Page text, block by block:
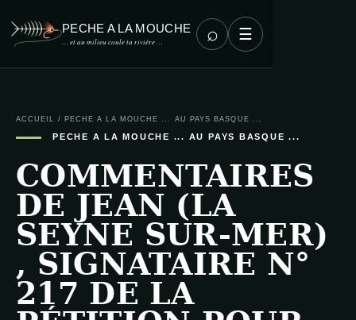
PECHE A LA MOUCHE
… et au milieu coule ta rivière … ⌕ ☰
ACCUEIL / PECHE A LA MOUCHE ... AU PAYS BASQUE ...
PECHE A LA MOUCHE ... AU PAYS BASQUE ...
COMMENTAIRES
DE JEAN (LA
SEYNE SUR-MER)
, SIGNATAIRE N°
217 DE LA